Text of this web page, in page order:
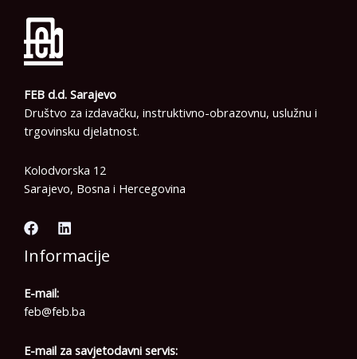
FEB d.d. Sarajevo
Društvo za izdavačku, instruktivno-obrazovnu, uslužnu i
trgovinsku djelatnost.
Kolodvorska 12
Sarajevo, Bosna i Hercegovina
Informacije
E-mail:
feb@feb.ba
E-mail za savjetodavni servis: